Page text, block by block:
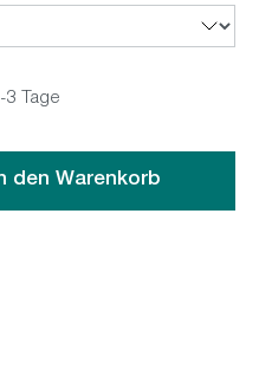
3 Tage
Wert ein oder
den Warenkorb